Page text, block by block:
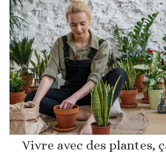
Vivre avec des plantes,